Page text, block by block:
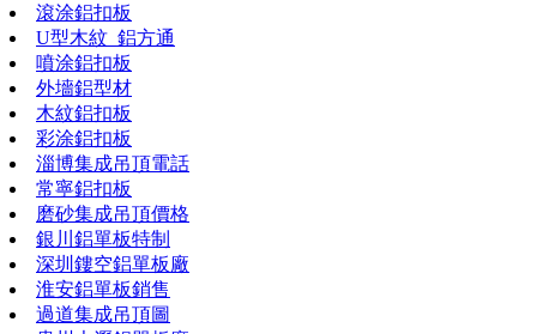
滾涂鋁扣板
U型木紋_鋁方通
噴涂鋁扣板
外墻鋁型材
木紋鋁扣板
彩涂鋁扣板
淄博集成吊頂電話
常寧鋁扣板
磨砂集成吊頂價格
銀川鋁單板特制
深圳鏤空鋁單板廠
淮安鋁單板銷售
過道集成吊頂圖